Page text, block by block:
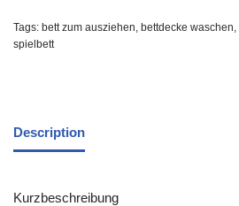
Tags: bett zum ausziehen, bettdecke waschen,
spielbett
Description
Kurzbeschreibung